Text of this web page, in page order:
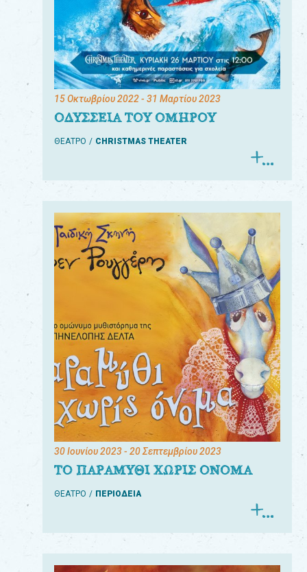
15 Οκτωβρίου 2022- 31 Μαρτίου 2023
ΟΔΥΣΣΕΙΑ ΤΟΥ ΟΜΗΡΟΥ
ΘΕΑΤΡΟ CHRISTMAS THEATER
30 Ιουνίου 2023- 20 Σεπτεμβρίου 2023
ΤΟ ΠΑΡΑΜΥΘΙ ΧΩΡΙΣ ΟΝΟΜΑ
ΘΕΑΤΡΟ ΠΕΡΙΟΔΕΙΑ